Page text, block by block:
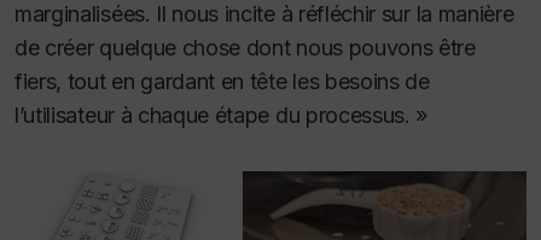
marginalisées. Il nous incite à réfléchir sur la manière
de créer quelque chose dont nous pouvons être
fiers, tout en gardant en tête les besoins de
l’utilisateur à chaque étape du processus. »